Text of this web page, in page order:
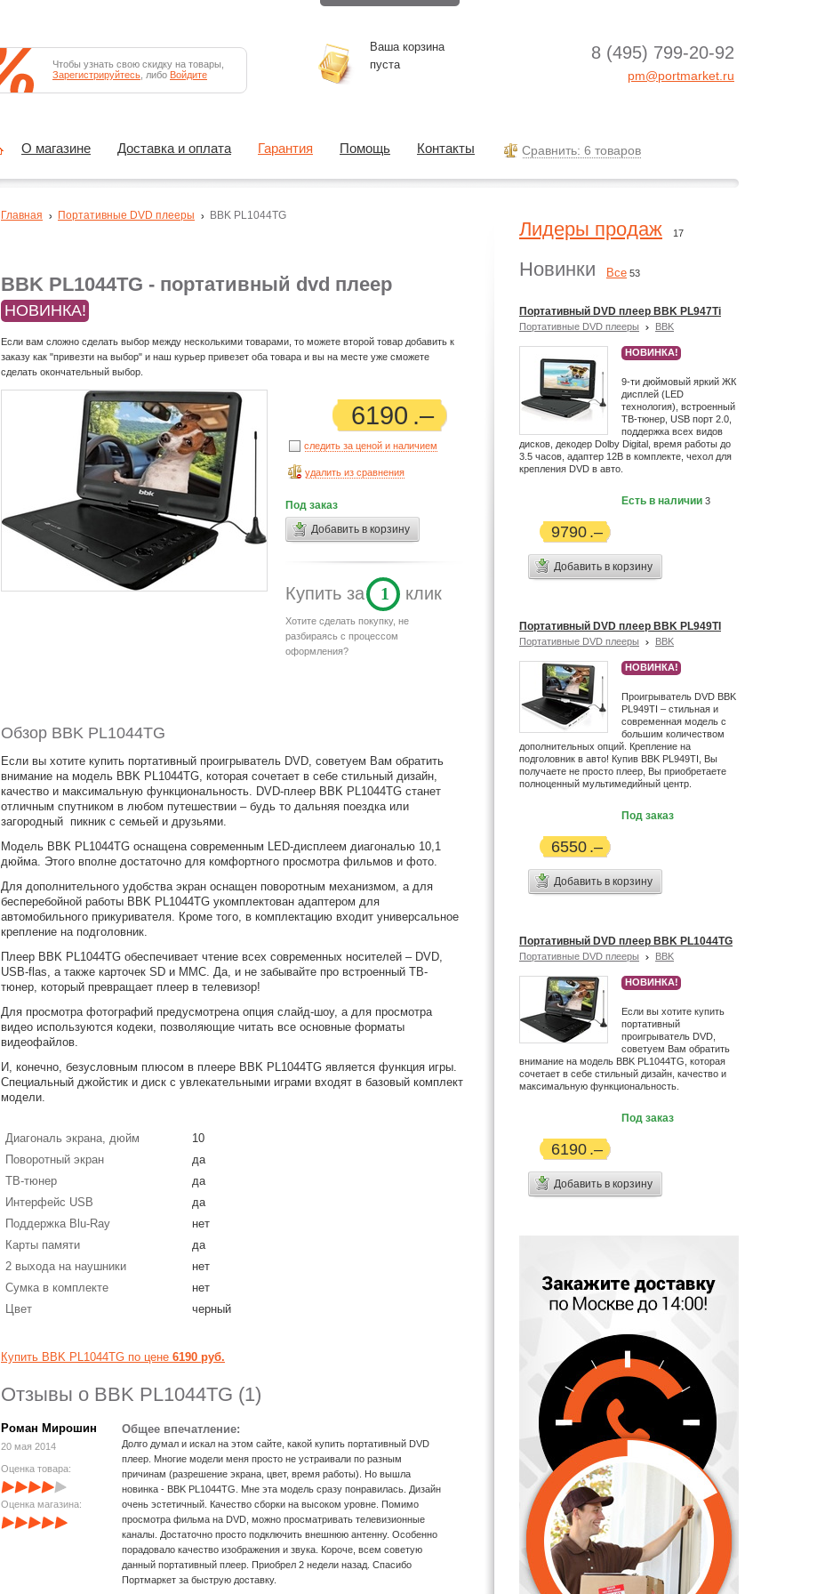
BBK PL1044TG - портативный dvd плеер
НОВИНКА!
Если вам сложно сделать выбор между несколькими товарами, то можете второй товар добавить к
заказу как "привезти на выбор" и наш курьер привезет оба товара и вы на месте уже сможете
сделать окончательный выбор.
6190
следить за ценой и наличием
удалить из сравнения
Под заказ
Добавить в корзину
Купить за 1 клик
Хотите сделать покупку, не
разбираясь с процессом
оформления?
Обзор BBK PL1044TG
Если вы хотите купить портативный проигрыватель DVD, советуем Вам обратить
внимание на модель BBK PL1044TG, которая сочетает в себе стильный дизайн,
качество и максимальную функциональность. DVD-плеер BBK PL1044TG станет
отличным спутником в любом путешествии – будь то дальняя поездка или
загородный пикник с семьей и друзьями.
Модель BBK PL1044TG оснащена современным LED-дисплеем диагональю 10,1
дюйма. Этого вполне достаточно для комфортного просмотра фильмов и фото.
Для дополнительного удобства экран оснащен поворотным механизмом, а для
бесперебойной работы BBK PL1044TG укомплектован адаптером для
автомобильного прикуривателя. Кроме того, в комплектацию входит универсальное
крепление на подголовник.
Плеер BBK PL1044TG обеспечивает чтение всех современных носителей – DVD,
USB-flas, а также карточек SD и MMC. Да, и не забывайте про встроенный ТВ-
тюнер, который превращает плеер в телевизор!
Для просмотра фотографий предусмотрена опция слайд-шоу, а для просмотра
видео используются кодеки, позволяющие читать все основные форматы
видеофайлов.
И, конечно, безусловным плюсом в плеере BBK PL1044TG является функция игры.
Специальный джойстик и диск с увлекательными играми входят в базовый комплект
модели.
Диагональ экрана, дюйм
10
Поворотный экран
да
ТВ-тюнер
да
Интерфейс USB
да
Поддержка Blu-Ray
нет
Карты памяти
да
2 выхода на наушники
нет
Сумка в комплекте
нет
Цвет
черный
Купить BBK PL1044TG по цене 6190 руб.
Отзывы о BBK PL1044TG (1)
Роман Мирошин
20 мая 2014
Оценка товара:
Оценка магазина:
Общее впечатление:
Долго думал и искал на этом сайте, какой купить портативный DVD
плеер. Многие модели меня просто не устраивали по разным
причинам (разрешение экрана, цвет, время работы). Но вышла
новинка - BBK PL1044TG. Мне эта модель сразу понравилась. Дизайн
очень эстетичный. Качество сборки на высоком уровне. Помимо
просмотра фильма на DVD, можно просматривать телевизионные
каналы. Достаточно просто подключить внешнюю антенну. Особенно
порадовало качество изображения и звука. Короче, всем советую
данный портативный плеер. Приобрел 2 недели назад. Спасибо
Портмаркет за быструю доставку.
Главная Портативные DVD плееры BBK PL1044TG
Лидеры продаж 17
Новинки Все 53
Портативный DVD плеер BBK PL947Ti
Портативные DVD плееры BBK
НОВИНКА!
9-ти дюймовый яркий ЖК
дисплей (LED
технология), встроенный
ТВ-тюнер, USB порт 2.0,
поддержка всех видов
дисков, декодер Dolby Digital, время работы до
3.5 часов, адаптер 12В в комплекте, чехол для
крепления DVD в авто.
Есть в наличии 3
9790
Добавить в корзину
Портативный DVD плеер BBK PL949TI
Портативные DVD плееры BBK
НОВИНКА!
Проигрыватель DVD BBK
PL949TI – стильная и
современная модель с
большим количеством
дополнительных опций. Крепление на
подголовник в авто! Купив BBK PL949TI, Вы
получаете не просто плеер, Вы приобретаете
полноценный мультимедийный центр.
Под заказ
6550
Добавить в корзину
Портативный DVD плеер BBK PL1044TG
Портативные DVD плееры BBK
НОВИНКА!
Если вы хотите купить
портативный
проигрыватель DVD,
советуем Вам обратить
внимание на модель BBK PL1044TG, которая
сочетает в себе стильный дизайн, качество и
максимальную функциональность.
Под заказ
6190
Добавить в корзину
Чтобы узнать свою скидку на товары,
Зарегистрируйтесь , либо Войдите
Ваша корзина
пуста
8 (495) 799-20-92
pm@portmarket.ru
О магазине Доставка и оплата Гарантия Помощь Контакты Cравнить: 6 товаров